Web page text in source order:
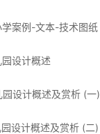
案例-文本-技术图纸
设计概述
设计概述及赏析 (一)
设计概述及赏析 (二)